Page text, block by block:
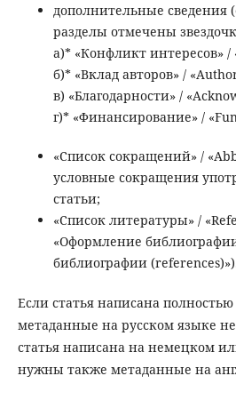
дополнительные сведения
разделы отмечены
а)* «Конфликт интересов» /
б)* «Вклад авторов» /
в) «Благодарности» /
г)* «Финансирование» /
«Список сокращений» /
условные сокращения
статьи;
«Список литературы» /
«Оформление
библиографии
Если статья написана
метаданные на русском языке
статья написана на немецком
нужны также метаданные на